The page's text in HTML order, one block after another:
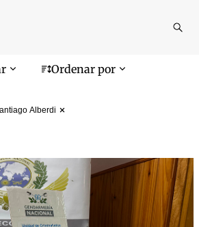
Ordenar por
Alberdi